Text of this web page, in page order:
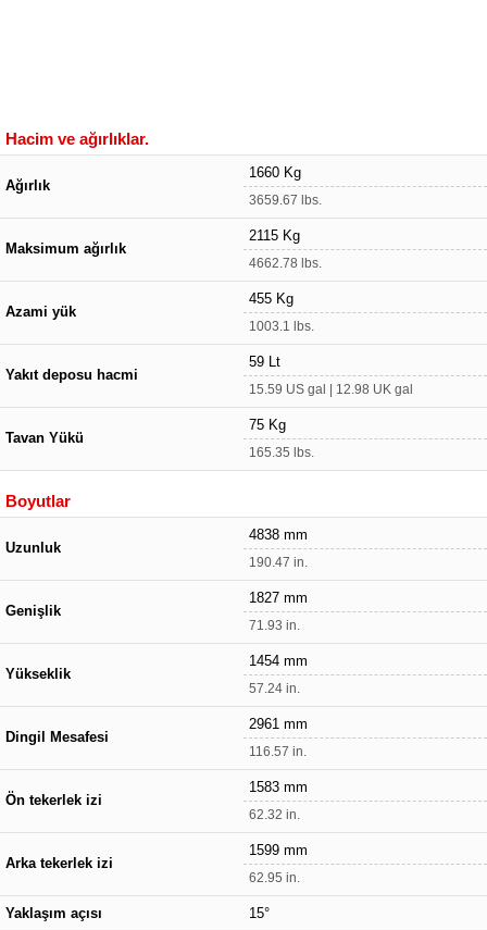
Hacim ve ağırlıklar.
Ağırlık
1660 Kg
3659.67 lbs.
Maksimum ağırlık
2115 Kg
4662.78 lbs.
Azami yük
455 Kg
1003.1 lbs.
Yakıt deposu hacmi
59 Lt
15.59 US gal | 12.98 UK gal
Tavan Yükü
75 Kg
165.35 lbs.
Boyutlar
Uzunluk
4838 mm
190.47 in.
Genişlik
1827 mm
71.93 in.
Yükseklik
1454 mm
57.24 in.
Dingil Mesafesi
2961 mm
116.57 in.
Ön tekerlek izi
1583 mm
62.32 in.
Arka tekerlek izi
1599 mm
62.95 in.
Yaklaşım açısı 15°